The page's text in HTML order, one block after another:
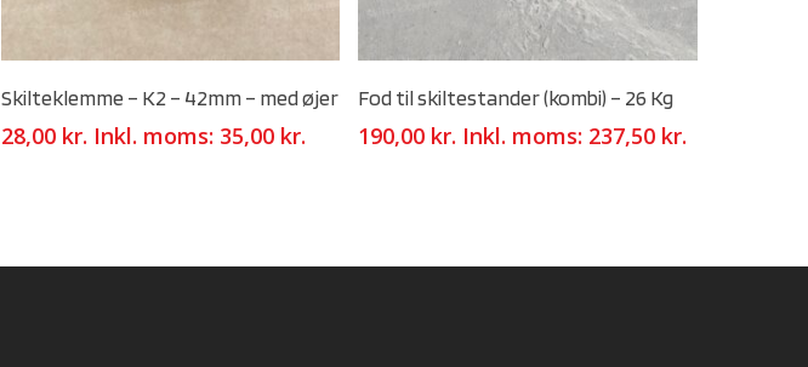
Skilteklemme – K2 – 42mm – med øjer
28,00 kr. Inkl. moms: 35,00 kr.
Select Options
Fod til skiltestander (kombi) – 26 Kg
190,00 kr. Inkl. moms: 237,50 kr.